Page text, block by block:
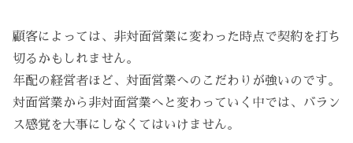
顧客によっては、非対面営業に変わった時点で契約を打ち
切るかもしれません。
年配の経営者ほど、対面営業へのこだわりが強いのです。
対面営業から非対面営業へと変わっていく中では、バラン
ス感覚を大事にしなくてはいけません。